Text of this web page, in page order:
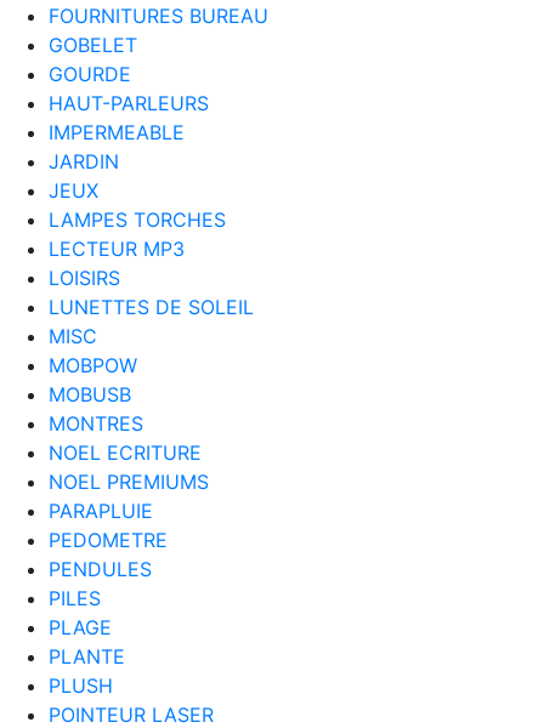
FOURNITURES BUREAU
GOBELET
GOURDE
HAUT-PARLEURS
IMPERMEABLE
JARDIN
JEUX
LAMPES TORCHES
LECTEUR MP3
LOISIRS
LUNETTES DE SOLEIL
MISC
MOBPOW
MOBUSB
MONTRES
NOEL ECRITURE
NOEL PREMIUMS
PARAPLUIE
PEDOMETRE
PENDULES
PILES
PLAGE
PLANTE
PLUSH
POINTEUR LASER